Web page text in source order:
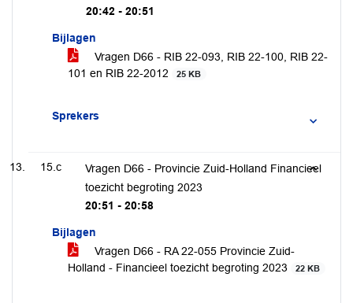
20:42 - 20:51
Bijlagen
Vragen D66 - RIB 22-093, RIB 22-100, RIB 22-
101 en RIB 22-2012
25 KB
Sprekers
15.c
Vragen D66 - Provincie Zuid-Holland Financieel
toezicht begroting 2023
20:51 - 20:58
Bijlagen
Vragen D66 - RA 22-055 Provincie Zuid-
Holland - Financieel toezicht begroting 2023
22 KB